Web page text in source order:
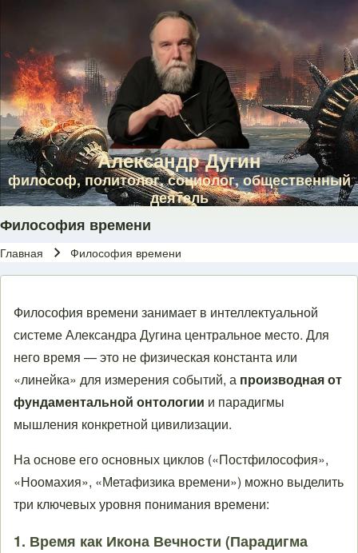
Перейти к основному содержанию
Александр Дугин
философ, политолог, социолог, общественный
деятель
Философия времени
Главная Философия времени
Философия времени занимает в интеллектуальной
системе Александра Дугина центральное место. Для
него время — это не физическая константа или
«линейка» для измерения событий, а производная от
фундаментальной онтологии и парадигмы
мышления конкретной цивилизации.
На основе его основных циклов («Постфилософия»,
«Ноомахия», «Метафизика времени») можно выделить
три ключевых уровня понимания времени:
1. Время как Икона Вечности (Парадигма